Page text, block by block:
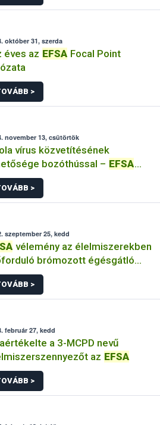
október 31, szerda
éves az EFSA Focal Point
>
november 13, csütörtök
vírus közvetítésének
bozóthússal – EFSA
>
szeptember 25, kedd
vélemény az élelmiszerekben
brómozott égésgátló
egy csoportjáról
>
február 27, kedd
a 3-MCPD nevű
az EFSA
>